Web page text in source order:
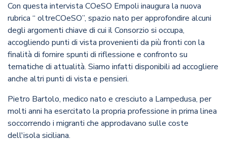
Con questa intervista COeSO Empoli inaugura la nuova
rubrica “ oltreCOeSO”, spazio nato per approfondire alcuni
degli argomenti chiave di cui il Consorzio si occupa,
accogliendo punti di vista provenienti da più fronti con la
finalità di fornire spunti di riflessione e confronto su
tematiche di attualità. Siamo infatti disponibili ad accogliere
anche altri punti di vista e pensieri.
Pietro Bartolo, medico nato e cresciuto a Lampedusa, per
molti anni ha esercitato la propria professione in prima linea
soccorrendo i migranti che approdavano sulle coste
dell'isola siciliana.